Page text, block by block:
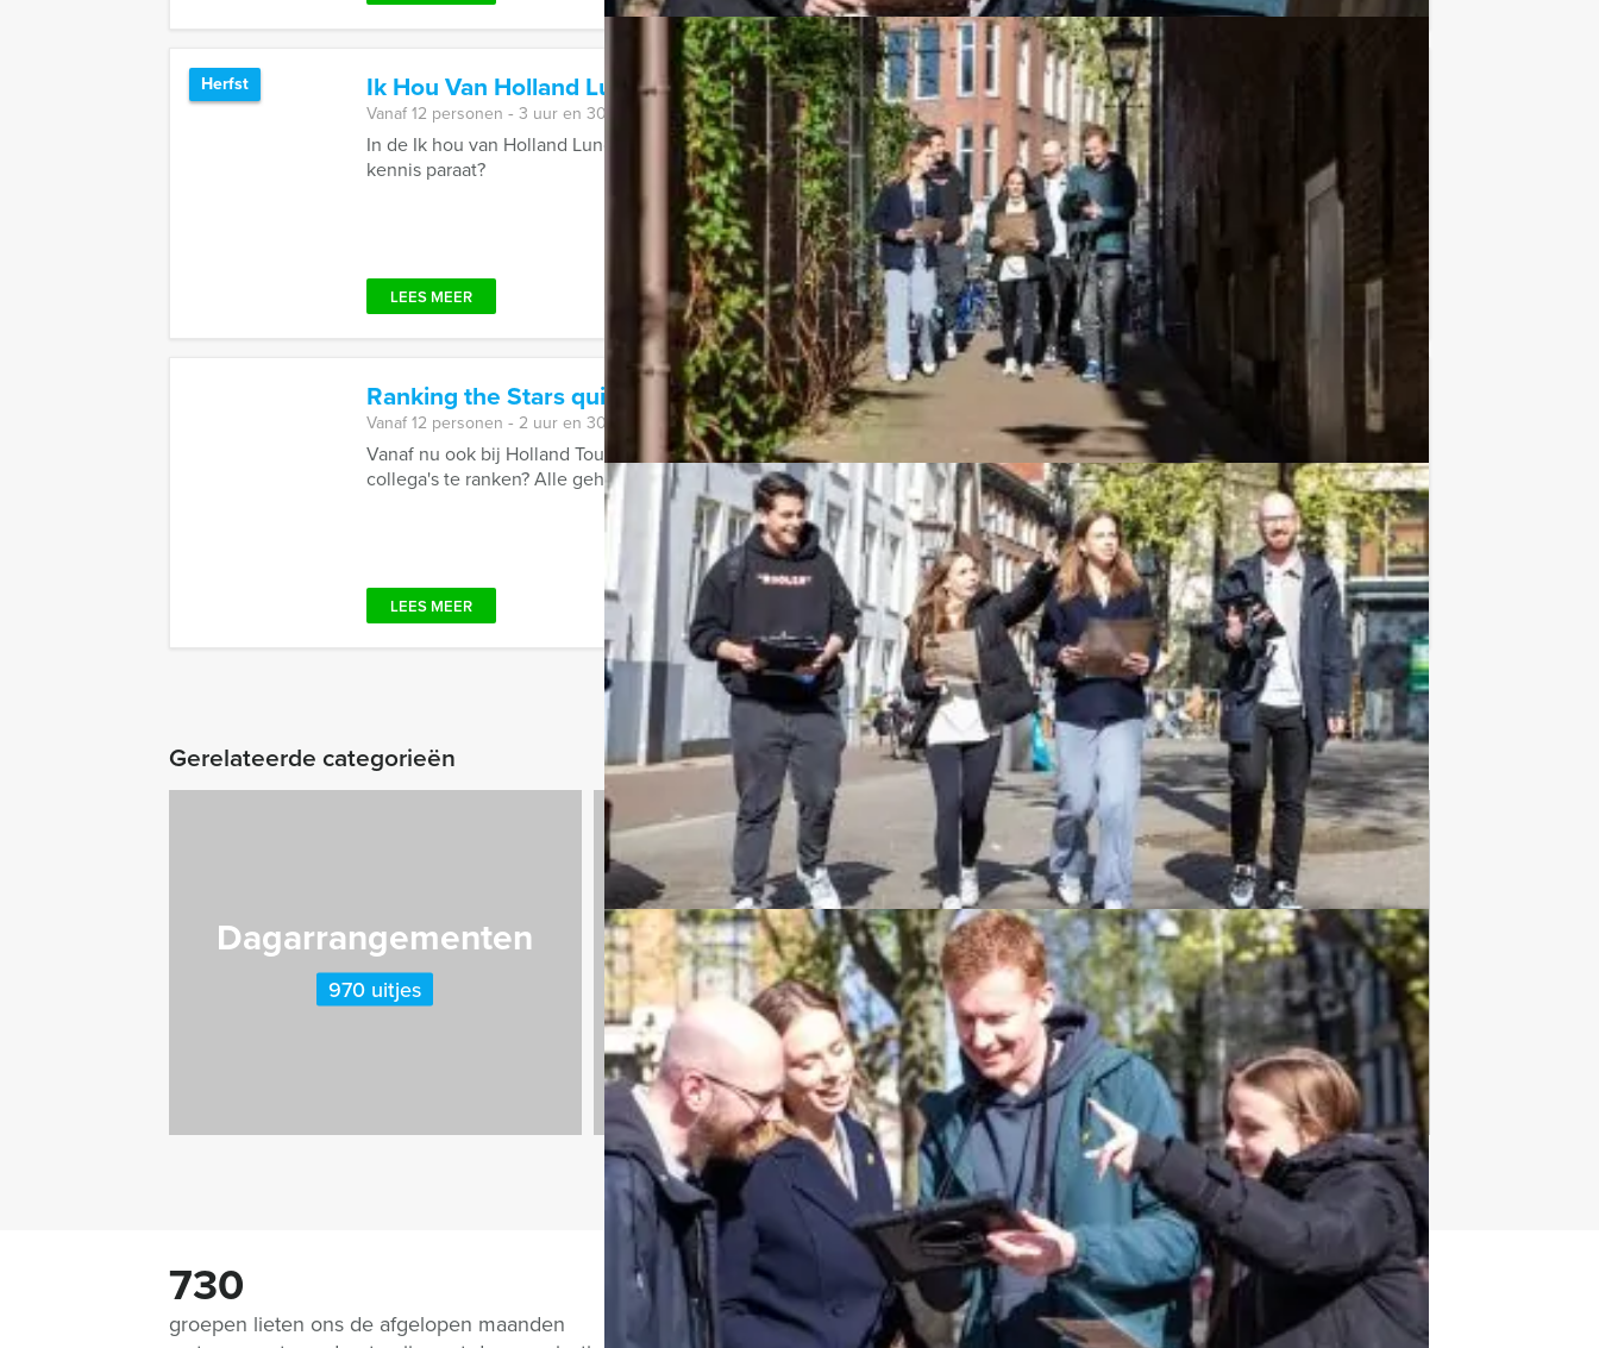
Ik Hou Van Holland Lunch Groningen
Herfst Vanaf€ 54,50
Vanaf 12 personen ‐ 3 uur en 30 minuten
In de Ik hou van Holland Lunch van Holland Tour Guides in Groningen gaan we het beroemde tv-spel spelen. Heeft u alle
kennis paraat?
LEES MEER Favoriet
Ranking the Stars quiz Hilversum Vanaf€ 27,50 p.p. excl. BTW
Vanaf 12 personen ‐ 2 uur en 30 minuten
Vanaf nu ook bij Holland Tour Guides te boeken; de hilarische Ranking the Stars quiz! Bent u klaar om uw vrienden of
collega's te ranken? Alle geheimen zullen bloot komen ...
LEES MEER Favoriet
Gerelateerde categorieën
Dagarrangementen
970 uitjes
Bedrijfsuitjes
920 uitjes
Culinaire Tours
974 uitjes
730
groepen lieten ons de afgelopen maanden
Vragen over dit uitje?